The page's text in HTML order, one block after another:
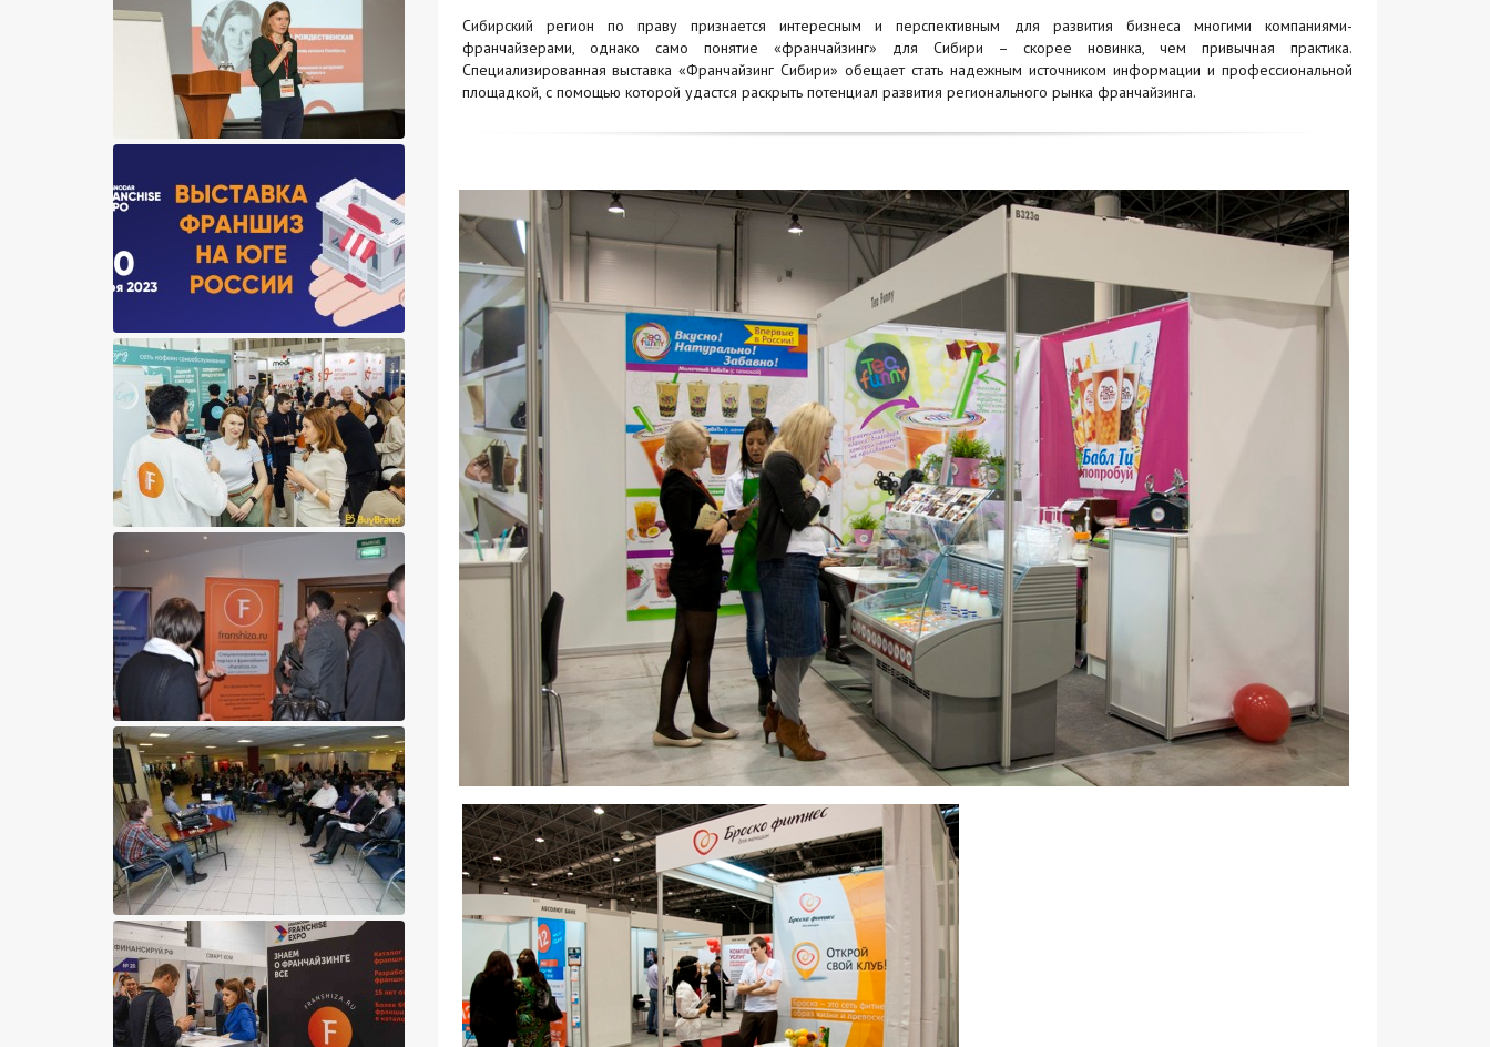
Сибирский регион по праву признается интересным и перспективным для развития бизнеса многими компаниями-
франчайзерами, однако само понятие «франчайзинг» для Сибири – скорее новинка, чем привычная практика.
Специализированная выставка «Франчайзинг Сибири» обещает стать надежным источником информации и профессиональной
площадкой, с помощью которой удастся раскрыть потенциал развития регионального рынка франчайзинга.